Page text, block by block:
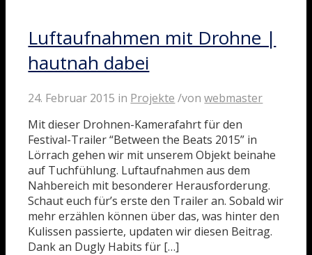
Luftaufnahmen mit Drohne |
hautnah dabei
24. Februar 2015 in Projekte /vonwebmaster
Mit dieser Drohnen-Kamerafahrt für den
Festival-Trailer “Between the Beats 2015” in
Lörrach gehen wir mit unserem Objekt beinahe
auf Tuchfühlung. Luftaufnahmen aus dem
Nahbereich mit besonderer Herausforderung.
Schaut euch für’s erste den Trailer an. Sobald wir
mehr erzählen können über das, was hinter den
Kulissen passierte, updaten wir diesen Beitrag.
Dank an Dugly Habits für […]